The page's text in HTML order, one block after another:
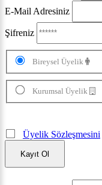
E-Mail Adresiniz
Şifreniz
Bireysel Üyelik
Kurumsal Üyelik
Üyelik Sözleşmesini
Kayıt Ol